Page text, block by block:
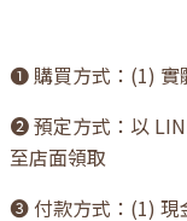
❶ 購買方式：(1) 實
❷ 預定方式：以
至店面領取
❸ 付款方式：(1) 現